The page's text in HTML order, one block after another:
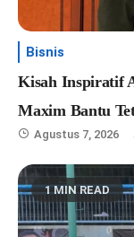
Bisnis
Kisah Inspiratif
Maxim Bantu
Agustus 7, 2026
1 MIN READ